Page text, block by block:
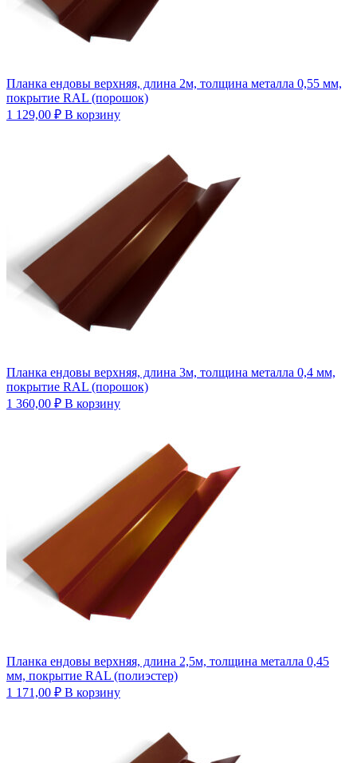
Планка ендовы верхняя, длина 2м, толщина металла 0,55 мм,
покрытие RAL (порошок)
1 129,00 ₽ В корзину
Планка ендовы верхняя, длина 3м, толщина металла 0,4 мм,
покрытие RAL (порошок)
1 360,00 ₽ В корзину
Планка ендовы верхняя, длина 2,5м, толщина металла 0,45
мм, покрытие RAL (полиэстер)
1 171,00 ₽ В корзину